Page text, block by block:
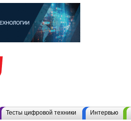
Тесты цифровой техники Интервью